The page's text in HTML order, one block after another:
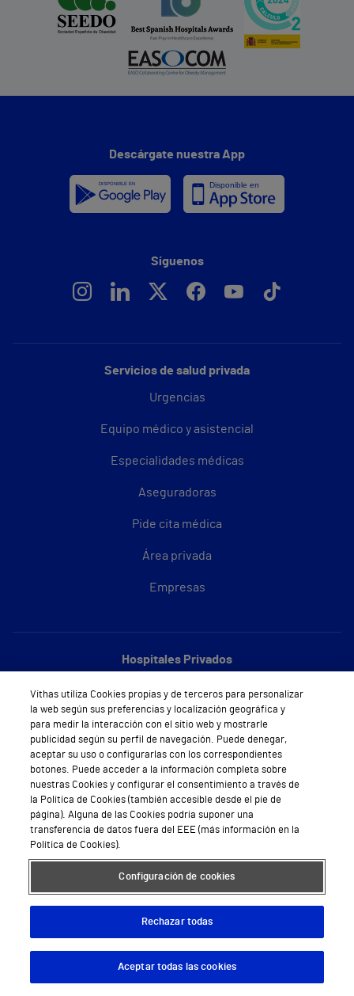
Servicios de salud privada
Urgencias
Equipo médico y asistencial
Especialidades médicas
Aseguradoras
Pide cita médica
Área privada
Empresas
Hospitales Privados
Hospital Vithas Alicante
Hospital Vithas Almería
Hospital Vithas Barcelona
Hospital Vithas Castellón
Hospital Vithas Granada
Hospital Universitario Vithas Las Palmas
Hospital Vithas Lleida
Hospital Universitario Vithas Madrid Aravaca
Hospital Universitario Vithas Madrid Arturo Soria
Descárgate nuestra App
Síguenos
Descargar App
Vithas utiliza Cookies propias y de terceros para personalizar
la web según sus preferencias y localización geográfica y
para medir la interacción con el sitio web y mostrarle
publicidad según su perfil de navegación. Puede denegar,
aceptar su uso o configurarlas con los correspondientes
botones. Puede acceder a la información completa sobre
nuestras Cookies y configurar el consentimiento a través de
la Política de Cookies (también accesible desde el pie de
página). Alguna de las Cookies podría suponer una
transferencia de datos fuera del EEE (más información en la
Política de Cookies).
Configuración de cookies
Rechazar todas
Aceptar todas las cookies